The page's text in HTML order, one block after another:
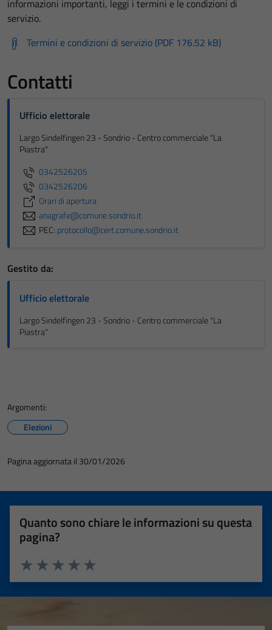
informazioni importanti, leggi i termini e le condizioni di
servizio.
Termini e condizioni di servizio (PDF 176.52 kB)
Contatti
Ufficio elettorale
Largo Sindelfingen 23 - Sondrio - Centro commerciale "La
Piastra"
0342526205
0342526206
Orari di apertura
anagrafe@comune.sondrio.it
PEC: protocollo@cert.comune.sondrio.it
Gestito da:
Ufficio elettorale
Largo Sindelfingen 23 - Sondrio - Centro commerciale "La
Piastra"
Argomenti:
Elezioni
Pagina aggiornata il 30/01/2026
Quanto sono chiare le informazioni su questa
pagina?
Valuta 5 stelle su 5
Valuta 4 stelle su 5
Valuta 3 stelle su 5
Valuta 2 stelle su 5
Valuta 1 stelle su 5